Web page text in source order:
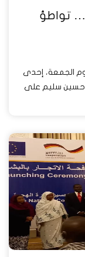
… تواطؤ
٧ ديسمبر ٢٠١٧ إنه يوم الجمعة، إحدى
حسين سليم على